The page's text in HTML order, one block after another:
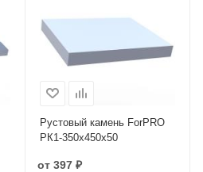
Рустовый камень ForPRO
РК1-350х450х50
от 397 ₽